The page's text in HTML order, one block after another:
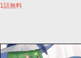
1話無料